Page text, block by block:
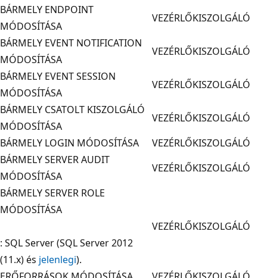
BÁRMELY ENDPOINT
MÓDOSÍTÁSA
VEZÉRLŐKISZOLGÁLÓ
BÁRMELY EVENT NOTIFICATION
MÓDOSÍTÁSA
VEZÉRLŐKISZOLGÁLÓ
BÁRMELY EVENT SESSION
MÓDOSÍTÁSA
VEZÉRLŐKISZOLGÁLÓ
BÁRMELY CSATOLT KISZOLGÁLÓ
MÓDOSÍTÁSA
VEZÉRLŐKISZOLGÁLÓ
BÁRMELY LOGIN MÓDOSÍTÁSA
VEZÉRLŐKISZOLGÁLÓ
BÁRMELY SERVER AUDIT
MÓDOSÍTÁSA
VEZÉRLŐKISZOLGÁLÓ
BÁRMELY SERVER ROLE
MÓDOSÍTÁSA
: SQL Server (SQL Server 2012
(11.x) és jelenlegi).
VEZÉRLŐKISZOLGÁLÓ